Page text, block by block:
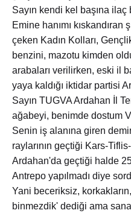
Sayın kendi kel başına
Emine hanımı
çeken Kadın Kolları,
benzini, mazotu kimden
arabaları verilirken, eski il
yaya kaldığı iktidar partisi
Sayın TUGVA Ardahan İl
ağabeyi, benimde dostum
Senin iş alanına giren
raylarının geçtiği Kars-
Ardahan'da geçtiği halde
Antrepo yapılmadı diye
Yani beceriksiz,
binmezdik' dediği ama